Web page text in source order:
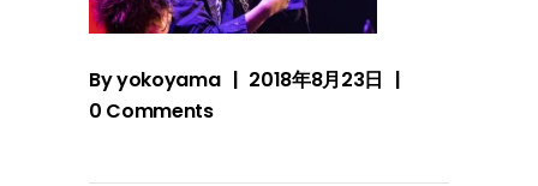
Byyokoyama
2018年8月23日
0 Comments